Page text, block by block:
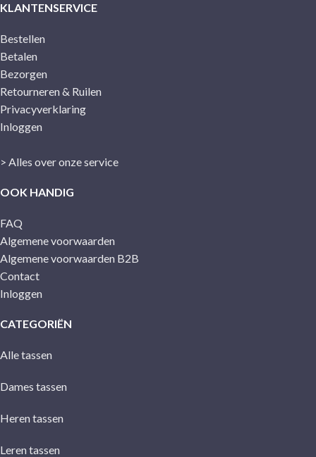
KLANTENSERVICE
Bestellen
Betalen
Bezorgen
Retourneren & Ruilen
Privacyverklaring
Inloggen
> Alles over onze service
OOK HANDIG
FAQ
Algemene voorwaarden
Algemene voorwaarden B2B
Contact
Inloggen
CATEGORIËN
Alle tassen
Dames tassen
Heren tassen
Leren tassen